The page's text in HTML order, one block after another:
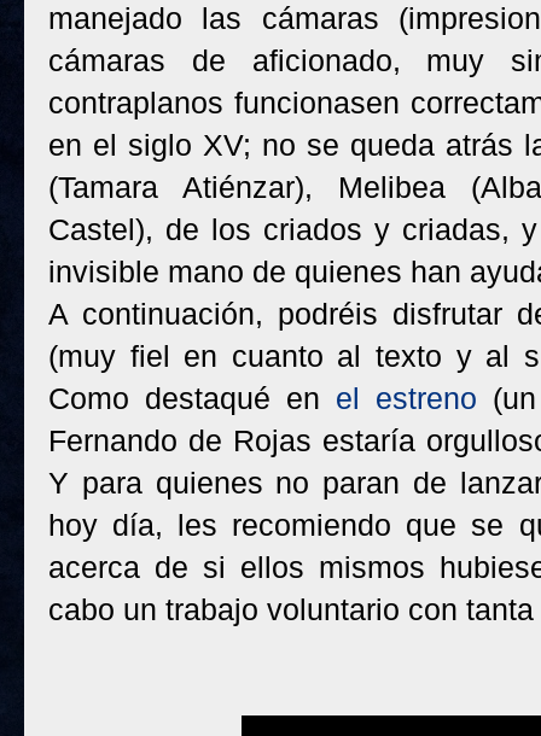
manejado las cámaras
cámaras de aficionado, muy
contraplanos funcionasen
en el siglo XV; no se queda atrás
(Tamara Atiénzar), Melibea
Castel), de los criados y criadas,
invisible mano de quienes han
A continuación, podréis disfrutar
(muy fiel en cuanto al texto y al
Como destaqué en el estreno
Fernando de Rojas estaría
Y para quienes no paran de
hoy día, les recomiendo que se
acerca de si ellos mismos
cabo un trabajo voluntario con